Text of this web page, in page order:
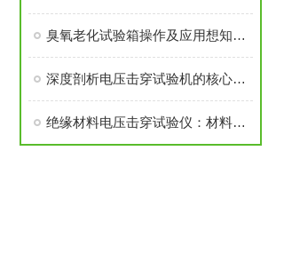
臭氧老化试验箱操作及应用想知道吗
深度剖析电压击穿试验机的核心技术与创新应用
绝缘材料电压击穿试验仪：材料级绝缘特性研究的专用试验平台